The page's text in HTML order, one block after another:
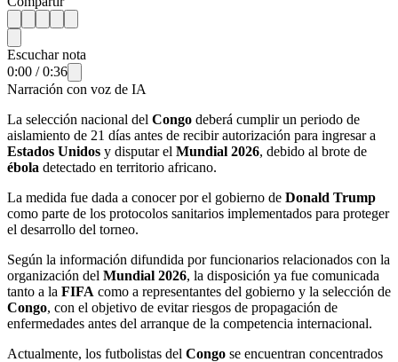
Escuchar nota
0:00 /0:36
Narración con voz de IA
La selección nacional del Congo deberá cumplir un periodo de
aislamiento de 21 días antes de recibir autorización para ingresar a
Estados Unidos y disputar el Mundial 2026, debido al brote de
ébola detectado en territorio africano.
La medida fue dada a conocer por el gobierno de Donald Trump
como parte de los protocolos sanitarios implementados para proteger
el desarrollo del torneo.
Según la información difundida por funcionarios relacionados con la
organización del Mundial 2026, la disposición ya fue comunicada
tanto a la FIFA como a representantes del gobierno y la selección de
Congo, con el objetivo de evitar riesgos de propagación de
enfermedades antes del arranque de la competencia internacional.
Actualmente, los futbolistas del Congo se encuentran concentrados